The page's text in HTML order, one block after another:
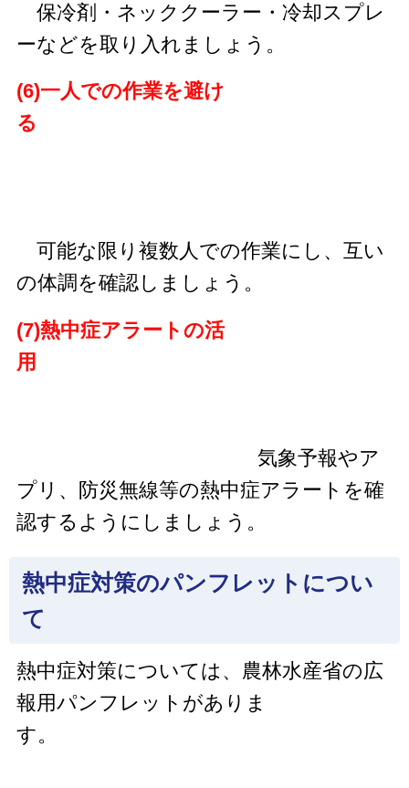
保冷剤・ネッククーラー・冷却スプレ
ーなどを取り入れましょう。
(6)一人での作業を避け
る
可能な限り複数人での作業にし、互い
の体調を確認しましょう。
(7)熱中症アラートの活
用
気象予報やア
プリ、防災無線等の熱中症アラートを確
認するようにしましょう。
熱中症対策のパンフレットについ
て
熱中症対策については、農林水産省の広
報用パンフレットがありま
す。